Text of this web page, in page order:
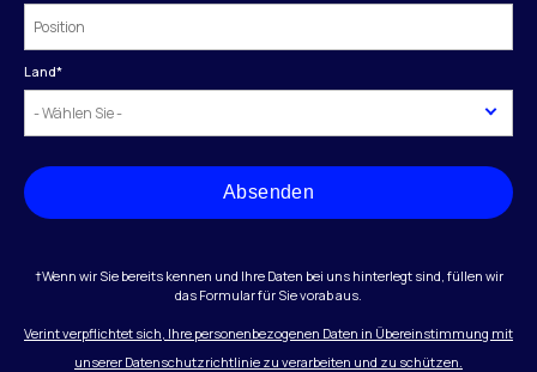
Land*
Absenden
†Wenn wir Sie bereits kennen und Ihre Daten bei uns hinterlegt sind, füllen wir
das Formular für Sie vorab aus.
Verint verpflichtet sich, Ihre personenbezogenen Daten in Übereinstimmung mit
unserer Datenschutzrichtlinie zu verarbeiten und zu schützen.